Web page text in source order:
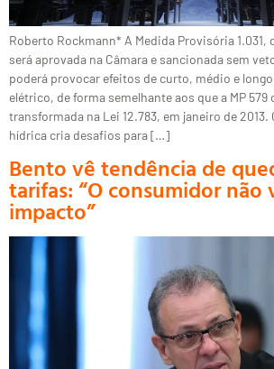
Roberto Rockmann* A Medida Provisória 1.031,
será aprovada na Câmara e sancionada sem
poderá provocar efeitos de curto, médio e
elétrico, de forma semelhante aos que a MP
transformada na Lei 12.783, em janeiro de
hídrica cria desafios para […]
Bento vê tendência de
tarifas: “O consumidor não
impacto”